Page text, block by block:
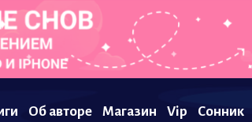
Об авторе Магазин Vip Сонник